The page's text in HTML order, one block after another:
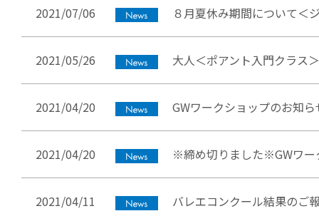
2021/07/06 ８月夏休み期間について＜
2021/05/26 大人＜ポアント入門クラス
2021/04/20 GWワークショップのお知
2021/04/20 ※締め切りました※GWワ
2021/04/11 バレエコンクール結果のご